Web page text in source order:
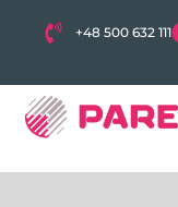
+48 500 632 111